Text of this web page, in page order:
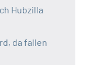
Hubzilla
da fallen